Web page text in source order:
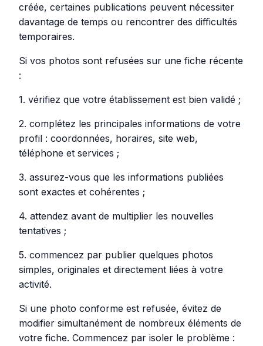
créée, certaines publications peuvent nécessiter
davantage de temps ou rencontrer des difficultés
temporaires.
Si vos photos sont refusées sur une fiche récente
:
1. vérifiez que votre établissement est bien validé ;
2. complétez les principales informations de votre
profil : coordonnées, horaires, site web,
téléphone et services ;
3. assurez-vous que les informations publiées
sont exactes et cohérentes ;
4. attendez avant de multiplier les nouvelles
tentatives ;
5. commencez par publier quelques photos
simples, originales et directement liées à votre
activité.
Si une photo conforme est refusée, évitez de
modifier simultanément de nombreux éléments de
votre fiche. Commencez par isoler le problème :